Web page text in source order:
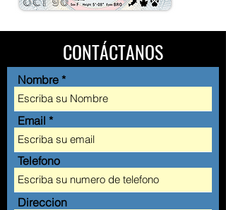
CONTÁCTANOS
Nombre
Email
Telefono
Direccion